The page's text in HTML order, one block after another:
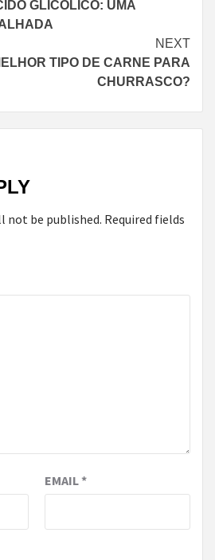
GLICÓLICO: UMA
NEXT
TIPO DE CARNE PARA
CHURRASCO?
not be published. Required fields
EMAIL*